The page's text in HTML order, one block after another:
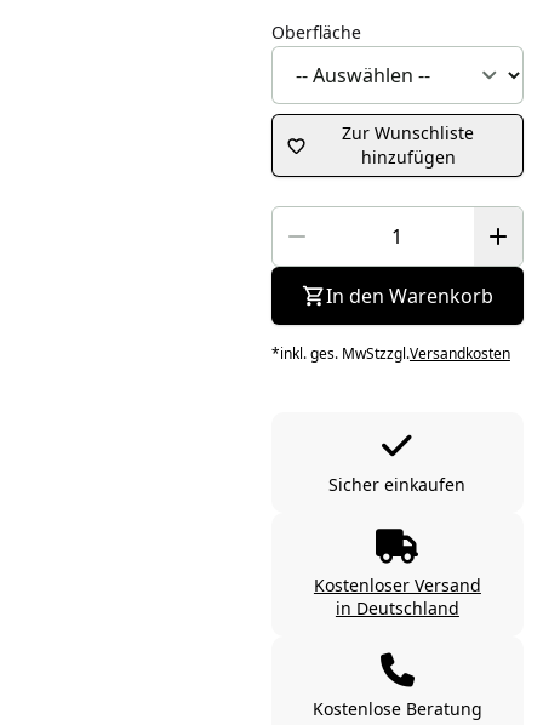
Oberfläche
Zur Wunschliste
hinzufügen
In den Warenkorb
*inkl. ges. MwStzzgl.Versandkosten
Sicher einkaufen
Kostenloser Versand
in Deutschland
Kostenlose Beratung